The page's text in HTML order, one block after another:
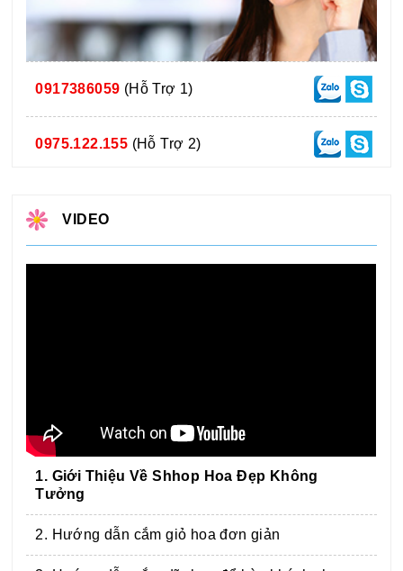
0917386059 (Hỗ Trợ 1)
0975.122.155 (Hỗ Trợ 2)
VIDEO
1. Giới Thiệu Về Shhop Hoa Đẹp Không
Tưởng
2. Hướng dẫn cắm giỏ hoa đơn giản